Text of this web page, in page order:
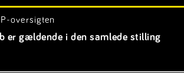
oversigten
er gældende i den samlede stilling